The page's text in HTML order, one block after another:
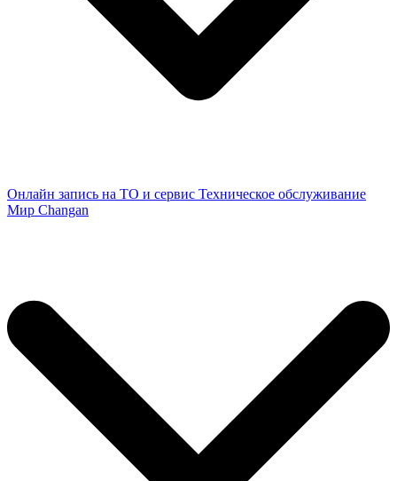
Онлайн запись на ТО и сервис Техническое обслуживание
Мир Changan